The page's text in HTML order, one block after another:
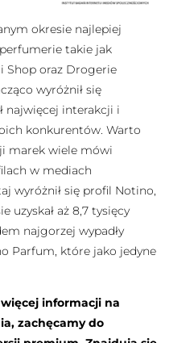
okresie najlepiej
takie jak
Shop oraz Drogerie
wyróżnił się
najwięcej interakcji i
konkurentów. Warto
marek wiele mówi
w mediach
wyróżnił się profil Notino,
uzyskał aż 8,7 tysięcy
najgorzej wypadły
Parfum, które jako jedyne
informacji na
zachęcamy do